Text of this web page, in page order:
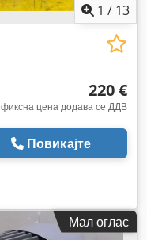
1 / 13
220 €
фиксна цена додава се ДДВ
Повикајте
Мал оглас